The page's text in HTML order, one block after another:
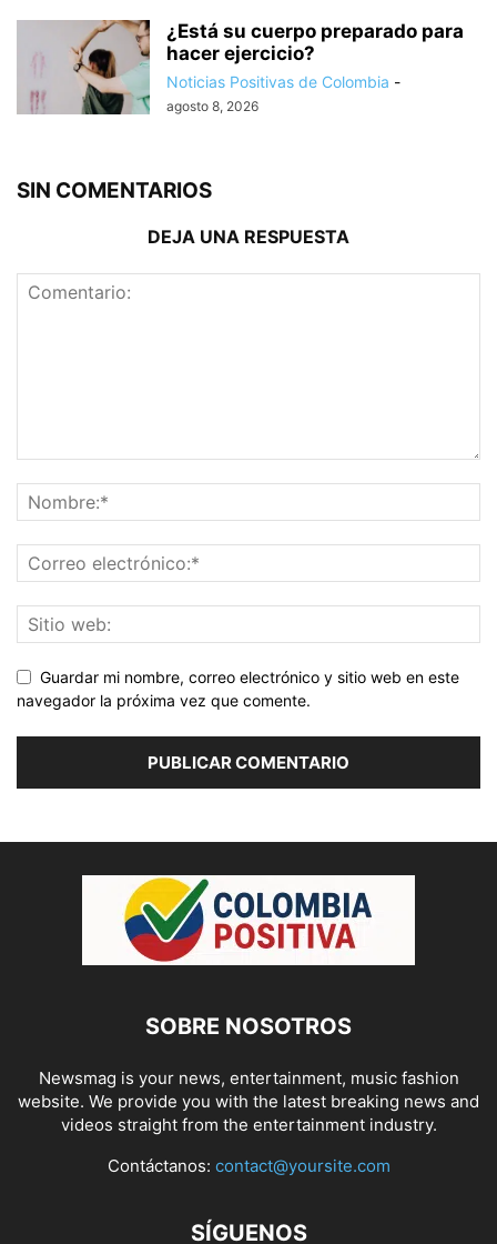
¿Está su cuerpo preparado para
hacer ejercicio?
Noticias Positivas de Colombia -
agosto 8, 2026
SIN COMENTARIOS
DEJA UNA RESPUESTA
Guardar mi nombre, correo electrónico y sitio web en este
navegador la próxima vez que comente.
SOBRE NOSOTROS
Newsmag is your news, entertainment, music fashion
website. We provide you with the latest breaking news and
videos straight from the entertainment industry.
Contáctanos: contact@yoursite.com
SÍGUENOS